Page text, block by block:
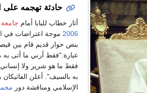
حادثة تهجمه على
أثار خطاب للبابا أمام
2006 موجة اعتراضات في
بنص حوار قديم قام بين
عبارة:"فقط أرني ما أتى به
فقط ما هو شرير ولا
به بالسيف". أعلن الفاتيكان
الإسلامي ومناقشة دور